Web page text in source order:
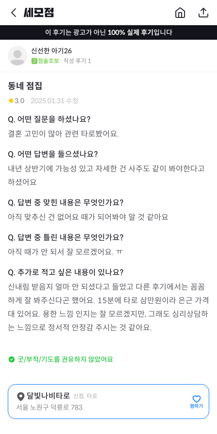
이 후기는 광고가 아닌 100% 실제 후기입니다
신선한 아기26
점술초보· 작성 후기 1
동네 점집
3.0 · 2025.01.31 수정
결혼 고민이 많아 관련 타로봤어요.
내년 상반기에 가능성 있고 자세한 건 사주도 같이 봐야한다고
하셨어요
아직 맞추신 건 없어요 때가 되어봐야 알 것 같아요
아직 때가 안 되서 잘 모르겠어요. ㅠ
신내림 받음지 얼마 안 되셨다고 들었고 다른 후기에서는 꼼꼼
하게 잘 봐주신다곤 했어요. 15분에 타로 삼만원이라 은근 가격
대 있어요. 용한 느낌 인지는 잘 모르겠지만, 그래도 심리상담하
는 느낌으로 정서적 안정감 주시는 것 같아요.
굿/부적/기도를 권유하지 않았어요
달빛나비타로 신점, 타로
서울 노원구 덕릉로 783 찜하기